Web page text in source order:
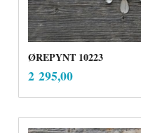
ØREPYNT 10223
Pris
2 295,00